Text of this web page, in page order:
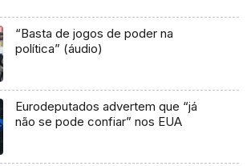
“Basta de jogos de poder na
política” (áudio)
Eurodeputados advertem que “já
não se pode confiar” nos EUA